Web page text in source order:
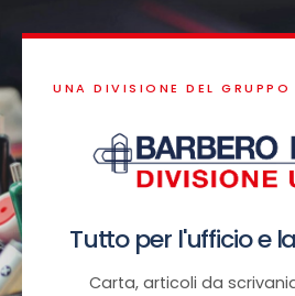
UNA DIVISIONE DEL GRUPPO
Tutto per l'ufficio e
Carta, articoli da